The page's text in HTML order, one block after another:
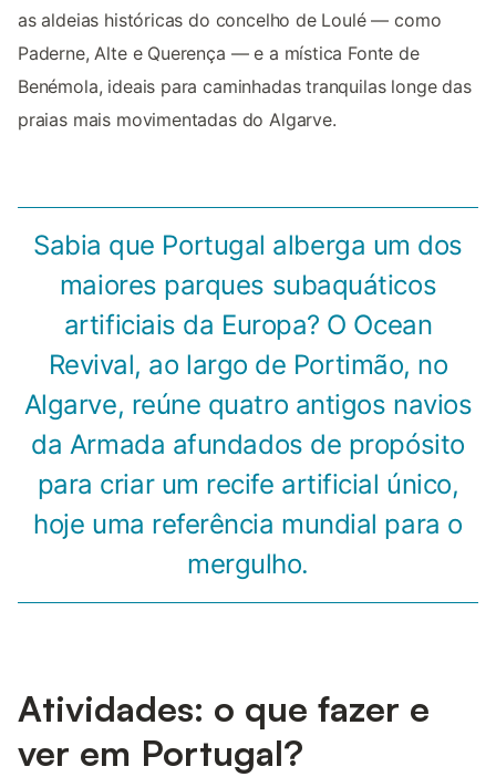
as aldeias históricas do concelho de Loulé — como
Paderne, Alte e Querença — e a mística Fonte de
Benémola, ideais para caminhadas tranquilas longe das
praias mais movimentadas do Algarve.
Sabia que Portugal alberga um dos
maiores parques subaquáticos
artificiais da Europa? O Ocean
Revival, ao largo de Portimão, no
Algarve, reúne quatro antigos navios
da Armada afundados de propósito
para criar um recife artificial único,
hoje uma referência mundial para o
mergulho.
Atividades: o que fazer e
ver em Portugal?